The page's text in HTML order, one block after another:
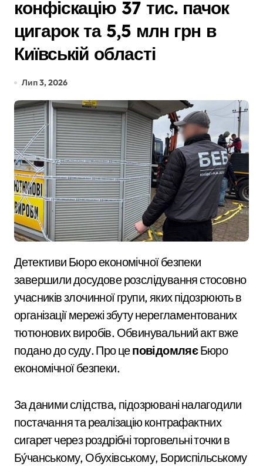
конфіскацію 37 тис. пачок
цигарок та 5,5 млн грн в
Київській області
Лип 3, 2026
Детективи Бюро економічної безпеки
завершили досудове розслідування стосовно
учасників злочинної групи, яких підозрюють в
організації мережі збуту нерегламентованих
тютюнових виробів. Обвинувальний акт вже
подано до суду. Про цеповідомляєБюро
економічної безпеки.
За даними слідства, підозрювані налагодили
постачання та реалізацію контрафактних
сигарет через роздрібні торговельні точки в
Бу́чанському, Обухівському, Бориспільському